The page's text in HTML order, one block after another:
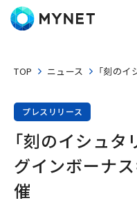
TOP ニュース 「刻の
プレスリリース
「刻のイシュタ
グインボーナ
催